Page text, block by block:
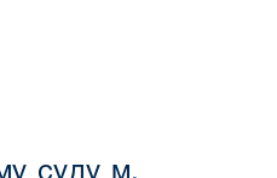
суду м.